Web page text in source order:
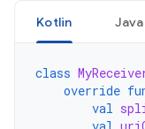
Kotlin Java
class
override
val